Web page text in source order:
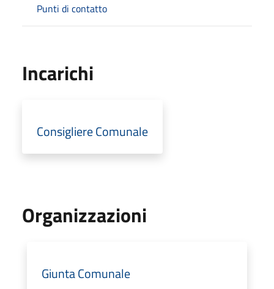
Punti di contatto
Incarichi
Consigliere Comunale
Organizzazioni
Giunta Comunale